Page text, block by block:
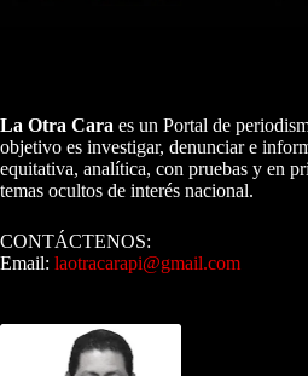
La Otra Cara es un Portal de
objetivo es investigar, denunciar e
equitativa, analítica, con pruebas y en
temas ocultos de interés nacional.
CONTÁCTENOS:
Email: laotracarapi@gmail.com